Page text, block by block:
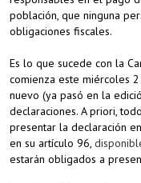
población, que ninguna
obligaciones fiscales.
Es lo que sucede con la
comienza este miércoles
nuevo (ya pasó en la
declaraciones. A priori,
presentar la declaración
en su artículo 96,
estarán obligados a